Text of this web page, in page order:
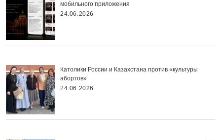
мобильного приложения
24.06.2026
Католики России и Казахстана против «культуры
абортов»
24.06.2026